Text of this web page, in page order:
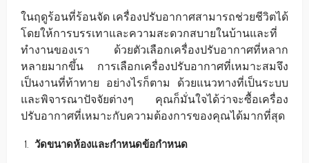
ในฤดูร้อนที่ร้อนจัด เครื่องปรับอากาศสามารถช่วยชีวิตได้
โดยให้การบรรเทาและความสะดวกสบายในบ้านและที่
ทำงานของเรา ด้วยตัวเลือกเครื่องปรับอากาศที่หลาก
หลายมากขึ้น การเลือกเครื่องปรับอากาศที่เหมาะสมจึง
เป็นงานที่ท้าทาย อย่างไรก็ตาม ด้วยแนวทางที่เป็นระบบ
และพิจารณาปัจจัยต่างๆ คุณก็มั่นใจได้ว่าจะซื้อเครื่อง
ปรับอากาศที่เหมาะกับความต้องการของคุณได้มากที่สุด
วัดขนาดห้องและกำหนดข้อกำหนด